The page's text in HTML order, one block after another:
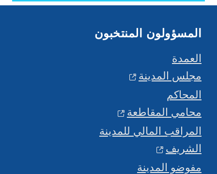
المسؤولون المنتخبون
العمدة
مجلس المدينة
المحاكم
محامي المقاطعة
المراقب المالي للمدينة
الشريف
مفوضو المدينة